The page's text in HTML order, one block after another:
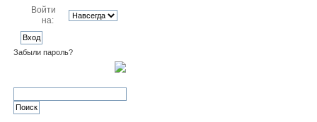
Войти
на:
Забыли пароль?